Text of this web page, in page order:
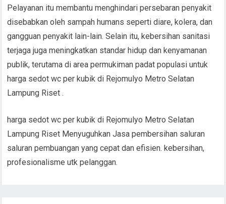
Pelayanan itu membantu menghindari persebaran penyakit
disebabkan oleh sampah humans seperti diare, kolera, dan
gangguan penyakit lain-lain. Selain itu, kebersihan sanitasi
terjaga juga meningkatkan standar hidup dan kenyamanan
publik, terutama di area permukiman padat populasi untuk
harga sedot wc per kubik di Rejomulyo Metro Selatan
Lampung Riset .
harga sedot wc per kubik di Rejomulyo Metro Selatan
Lampung Riset Menyuguhkan Jasa pembersihan saluran
saluran pembuangan yang cepat dan efisien. kebersihan,
profesionalisme utk pelanggan.